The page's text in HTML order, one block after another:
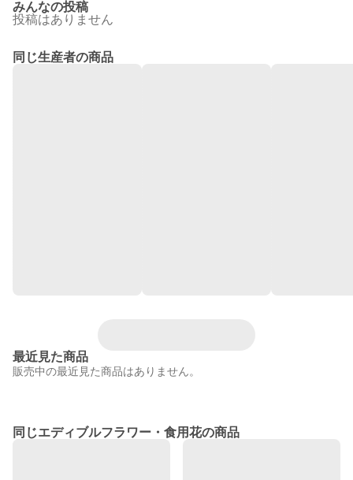
みんなの投稿
投稿はありません
同じ生産者の商品
最近見た商品
販売中の最近見た商品はありません。
同じエディブルフラワー・食用花の商品